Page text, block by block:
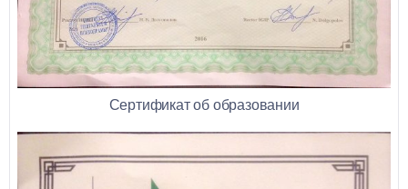
Сертификат об образовании